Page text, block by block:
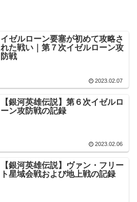
イゼルローン要塞が初めて攻略さ
れた戦い｜第７次イゼルローン攻
防戦
2023.02.07
【銀河英雄伝説】第６次イゼルロ
ーン攻防戦の記録
2023.02.06
【銀河英雄伝説】ヴァン・フリー
ト星域会戦および地上戦の記録